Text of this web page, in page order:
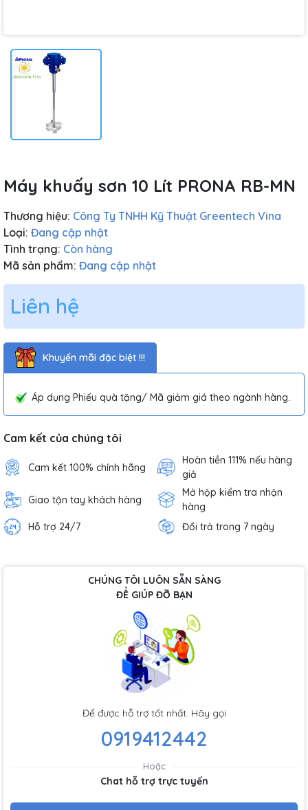
Máy khuấy sơn 10 Lít PRONA RB-MN
Thương hiệu: Công Ty TNHH Kỹ Thuật Greentech Vina
Loại: Đang cập nhật
Tình trạng: Còn hàng
Mã sản phẩm: Đang cập nhật
Liên hệ
Khuyến mãi đặc biệt !!!
Áp dụng Phiếu quà tặng/ Mã giảm giá theo ngành hàng.
Cam kết của chúng tôi
Cam kết 100% chính hãng
Hoàn tiền 111% nếu hàng
giả
Giao tận tay khách hàng
Mở hộp kiểm tra nhận
hàng
Hỗ trợ 24/7
Đổi trả trong 7 ngày
CHÚNG TÔI LUÔN SẴN SÀNG
ĐỂ GIÚP ĐỠ BẠN
Để được hỗ trợ tốt nhất. Hãy gọi
0919412442
Hoặc
Chat hỗ trợ trực tuyến